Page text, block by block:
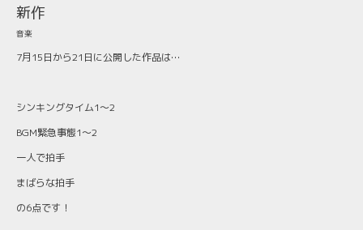
新作
音楽
7月15日から21日に公開した作品は…
シンキングタイム1〜2
BGM緊急事態1〜2
一人で拍手
まばらな拍手
の6点です！